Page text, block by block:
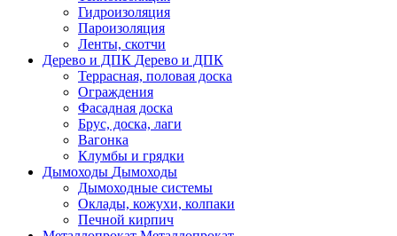
Гидроизоляция
Пароизоляция
Ленты, скотчи
Дерево и ДПК Дерево и ДПК
Террасная, половая доска
Ограждения
Фасадная доска
Брус, доска, лаги
Вагонка
Клумбы и грядки
Дымоходы Дымоходы
Дымоходные системы
Оклады, кожухи, колпаки
Печной кирпич